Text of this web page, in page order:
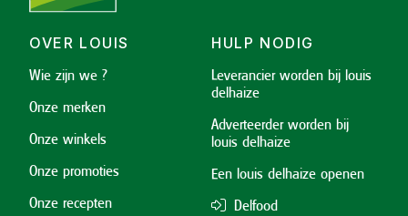
OVER LOUIS
Wie zijn we ?
Onze merken
Onze winkels
Onze promoties
Onze recepten
HULP NODIG
Leverancier worden bij louis
delhaize
Adverteerder worden bij
louis delhaize
Een louis delhaize openen
Delfood